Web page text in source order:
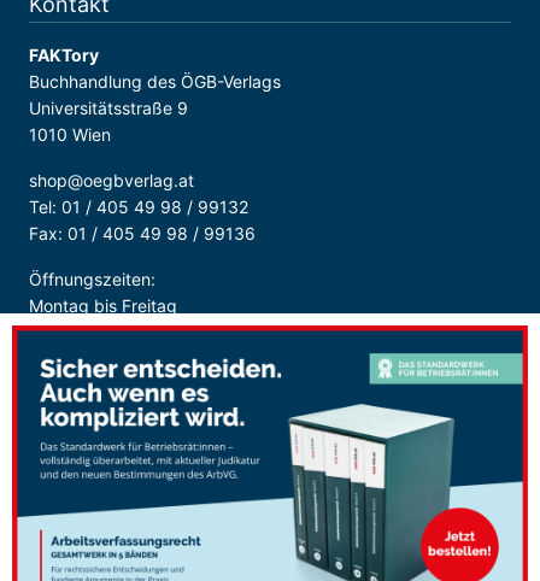
FAKTory
Buchhandlung des ÖGB-Verlags
Universitätsstraße 9
1010 Wien
shop@oegbverlag.at
Tel: 01 / 405 49 98 / 99132
Fax: 01 / 405 49 98 / 99136
Öffnungszeiten:
Montag bis Freitag
9:00 - 18:00 Uhr
durchgehend
Sicher Bezahlen: